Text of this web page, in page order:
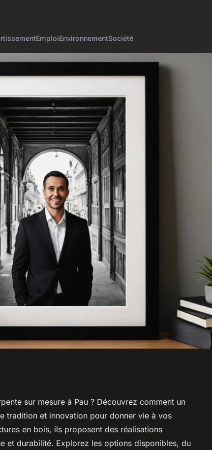
EmploiEnvironnementSociété
sur mesure à Pau ? Découvrez comment un
tradition et innovation pour donner vie à vos
en bois, ils proposent des réalisations
et durabilité. Explorez les options disponibles, du